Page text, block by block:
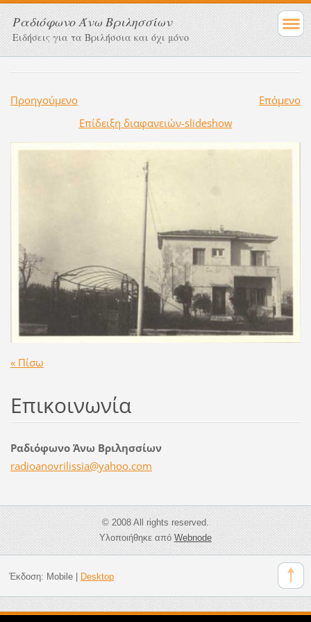
Ραδιόφωνο Άνω Βριλησσίων
Ειδήσεις για τα Βριλήσσια και όχι μόνο
Προηγούμενο
Επόμενο
Επίδειξη διαφανειών-slideshow
« Πίσω
Επικοινωνία
Ραδιόφωνο Άνω Βριλησσίων
radioanovrilissia@yahoo.com
© 2008 All rights reserved.
Υλοποιήθηκε απόWebnode
Έκδοση: Mobile| Desktop